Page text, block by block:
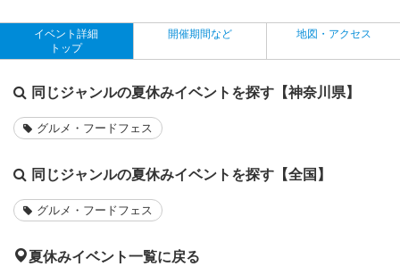
イベント詳細
トップ
開催期間など 地図・アクセス
同じジャンルの夏休みイベントを探す【神奈川県】
グルメ・フードフェス
同じジャンルの夏休みイベントを探す【全国】
グルメ・フードフェス
夏休みイベント一覧に戻る